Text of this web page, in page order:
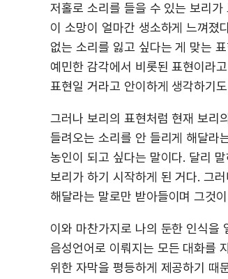
저홀로 소리를 들을 수 있는 보리
이 소망이 얼마간 생소하게 느껴졌
없는 소리를 잃고 싶다는 게 맞는
예민한 감각에서 비롯된 표현이라
표현일 거라고 안이하게 생각하기
그러나 보리의 표현처럼 현재 보리
들려오는 소리를 안 들리게 해달라
농인이 되고 싶다는 말이다. 달리
보리가 하기 시작하게 된 거다. 그
해달라는 말로만 받아들이며 그것
이와 마찬가지로 나의 둔한 인식을
음성언어로 이뤄지는 모든 대화를
위한 자막을 평등하게 제공하기 때